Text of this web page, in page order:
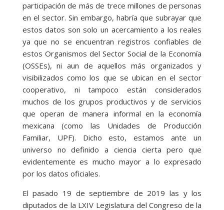
participación de más de trece millones de personas
en el sector. Sin embargo, habría que subrayar que
estos datos son solo un acercamiento a los reales
ya que no se encuentran registros confiables de
estos Organismos del Sector Social de la Economía
(OSSEs), ni aun de aquellos más organizados y
visibilizados como los que se ubican en el sector
cooperativo, ni tampoco están considerados
muchos de los grupos productivos y de servicios
que operan de manera informal en la economía
mexicana (como las Unidades de Producción
Familiar, UPF). Dicho esto, estamos ante un
universo no definido a ciencia cierta pero que
evidentemente es mucho mayor a lo expresado
por los datos oficiales.
El pasado 19 de septiembre de 2019 las y los
diputados de la LXIV Legislatura del Congreso de la